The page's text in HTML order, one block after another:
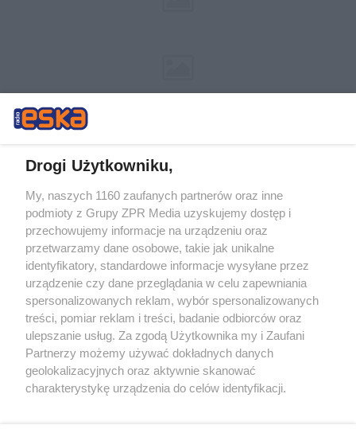
Żaden utwór zamieszczony w serwisie nie może być powielany i
rozpowszechniany lub dalej rozpowszechniany w jakikolwiek sposób (w
tym także elektroniczny lub mechaniczny) na jakimkolwiek polu
eksploatacji w jakiejkolwiek formie, włącznie z umieszczaniem w
Internecie bez pisemnej zgody właściciela praw. Jakiekolwiek użycie lub
wykorzystanie utworów w całości lub w części z naruszeniem prawa,
tzn. bez właściwej zgody, jest zabronione pod groźbą kary i może być
ścigane prawnie.
Drogi Użytkowniku,
My, naszych 1160 zaufanych partnerów oraz inne
podmioty z Grupy ZPR Media uzyskujemy dostęp i
przechowujemy informacje na urządzeniu oraz
przetwarzamy dane osobowe, takie jak unikalne
identyfikatory, standardowe informacje wysyłane przez
urządzenie czy dane przeglądania w celu zapewniania
spersonalizowanych reklam, wybór spersonalizowanych
treści, pomiar reklam i treści, badanie odbiorców oraz
ulepszanie usług. Za zgodą Użytkownika my i Zaufani
Partnerzy możemy używać dokładnych danych
geolokalizacyjnych oraz aktywnie skanować
charakterystykę urządzenia do celów identyfikacji.